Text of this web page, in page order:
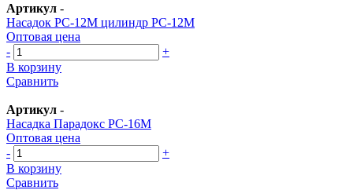
Артикул -
Насадок РС-12М цилиндр РС-12М
Оптовая цена
-
+
В корзину
Сравнить
Артикул -
Насадка Парадокс РС-16М
Оптовая цена
-
+
В корзину
Сравнить